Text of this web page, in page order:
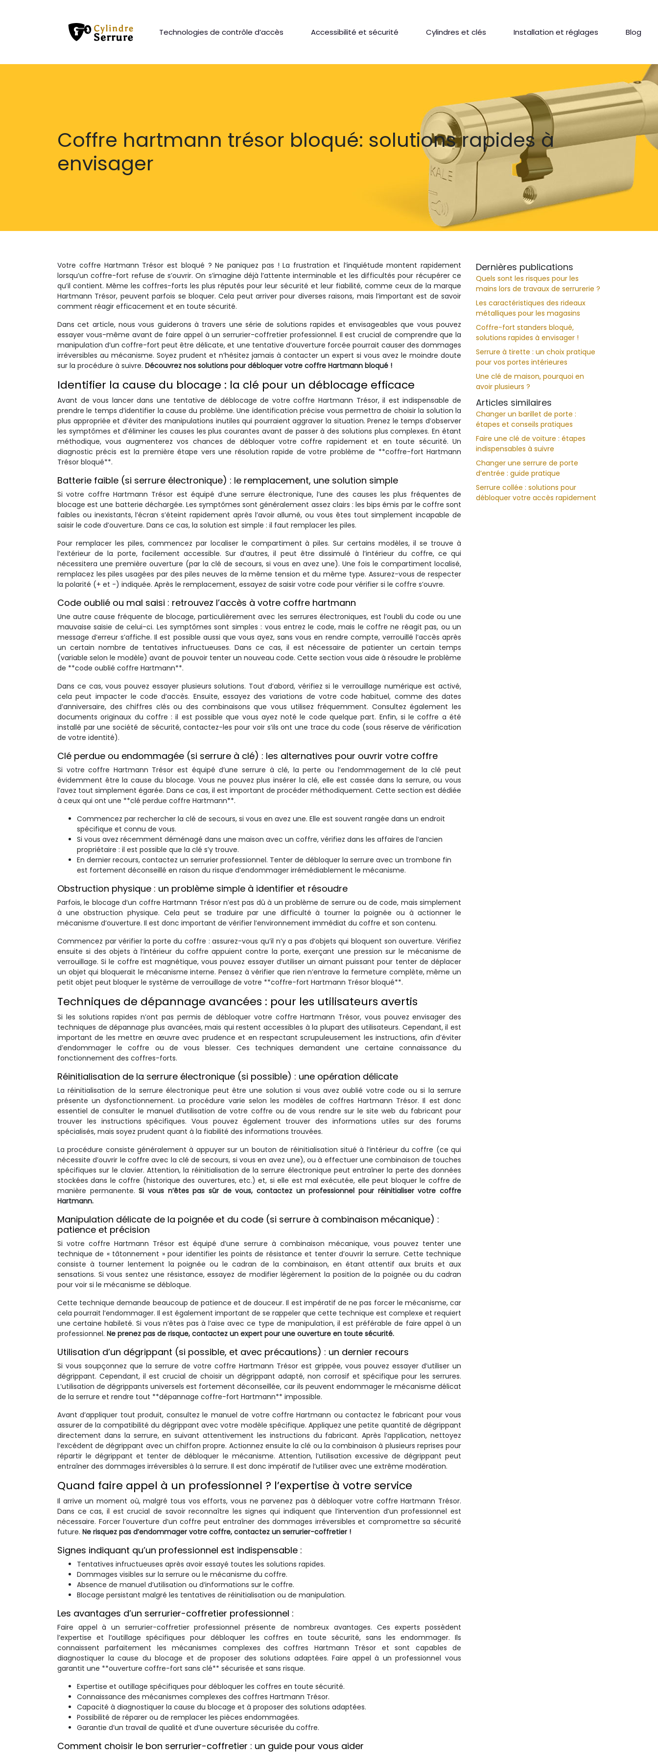
Technologies de contrôle d’accès Accessibilité et sécurité Cylindres et clés Installation et réglages Blog
Coffre hartmann trésor bloqué: solutions rapides à
envisager
Votre coffre Hartmann Trésor est bloqué ? Ne paniquez pas ! La frustration et l’inquiétude montent rapidement
lorsqu’un coffre-fort refuse de s’ouvrir. On s’imagine déjà l’attente interminable et les difficultés pour récupérer ce
qu’il contient. Même les coffres-forts les plus réputés pour leur sécurité et leur fiabilité, comme ceux de la marque
Hartmann Trésor, peuvent parfois se bloquer. Cela peut arriver pour diverses raisons, mais l’important est de savoir
comment réagir efficacement et en toute sécurité.
Dans cet article, nous vous guiderons à travers une série de solutions rapides et envisageables que vous pouvez
essayer vous-même avant de faire appel à un serrurier-coffretier professionnel. Il est crucial de comprendre que la
manipulation d’un coffre-fort peut être délicate, et une tentative d’ouverture forcée pourrait causer des dommages
irréversibles au mécanisme. Soyez prudent et n’hésitez jamais à contacter un expert si vous avez le moindre doute
sur la procédure à suivre. Découvrez nos solutions pour débloquer votre coffre Hartmann bloqué !
Identifier la cause du blocage : la clé pour un déblocage efficace
Avant de vous lancer dans une tentative de déblocage de votre coffre Hartmann Trésor, il est indispensable de
prendre le temps d’identifier la cause du problème. Une identification précise vous permettra de choisir la solution la
plus appropriée et d’éviter des manipulations inutiles qui pourraient aggraver la situation. Prenez le temps d’observer
les symptômes et d’éliminer les causes les plus courantes avant de passer à des solutions plus complexes. En étant
méthodique, vous augmenterez vos chances de débloquer votre coffre rapidement et en toute sécurité. Un
diagnostic précis est la première étape vers une résolution rapide de votre problème de **coffre-fort Hartmann
Trésor bloqué**.
Batterie faible (si serrure électronique) : le remplacement, une solution simple
Si votre coffre Hartmann Trésor est équipé d’une serrure électronique, l’une des causes les plus fréquentes de
blocage est une batterie déchargée. Les symptômes sont généralement assez clairs : les bips émis par le coffre sont
faibles ou inexistants, l’écran s’éteint rapidement après l’avoir allumé, ou vous êtes tout simplement incapable de
saisir le code d’ouverture. Dans ce cas, la solution est simple : il faut remplacer les piles.
Pour remplacer les piles, commencez par localiser le compartiment à piles. Sur certains modèles, il se trouve à
l’extérieur de la porte, facilement accessible. Sur d’autres, il peut être dissimulé à l’intérieur du coffre, ce qui
nécessitera une première ouverture (par la clé de secours, si vous en avez une). Une fois le compartiment localisé,
remplacez les piles usagées par des piles neuves de la même tension et du même type. Assurez-vous de respecter
la polarité (+ et -) indiquée. Après le remplacement, essayez de saisir votre code pour vérifier si le coffre s’ouvre.
Code oublié ou mal saisi : retrouvez l’accès à votre coffre hartmann
Une autre cause fréquente de blocage, particulièrement avec les serrures électroniques, est l’oubli du code ou une
mauvaise saisie de celui-ci. Les symptômes sont simples : vous entrez le code, mais le coffre ne réagit pas, ou un
message d’erreur s’affiche. Il est possible aussi que vous ayez, sans vous en rendre compte, verrouillé l’accès après
un certain nombre de tentatives infructueuses. Dans ce cas, il est nécessaire de patienter un certain temps
(variable selon le modèle) avant de pouvoir tenter un nouveau code. Cette section vous aide à résoudre le problème
de **code oublié coffre Hartmann**.
Dans ce cas, vous pouvez essayer plusieurs solutions. Tout d’abord, vérifiez si le verrouillage numérique est activé,
cela peut impacter le code d’accès. Ensuite, essayez des variations de votre code habituel, comme des dates
d’anniversaire, des chiffres clés ou des combinaisons que vous utilisez fréquemment. Consultez également les
documents originaux du coffre : il est possible que vous ayez noté le code quelque part. Enfin, si le coffre a été
installé par une société de sécurité, contactez-les pour voir s’ils ont une trace du code (sous réserve de vérification
de votre identité).
Clé perdue ou endommagée (si serrure à clé) : les alternatives pour ouvrir votre coffre
Si votre coffre Hartmann Trésor est équipé d’une serrure à clé, la perte ou l’endommagement de la clé peut
évidemment être la cause du blocage. Vous ne pouvez plus insérer la clé, elle est cassée dans la serrure, ou vous
l’avez tout simplement égarée. Dans ce cas, il est important de procéder méthodiquement. Cette section est dédiée
à ceux qui ont une **clé perdue coffre Hartmann**.
Commencez par rechercher la clé de secours, si vous en avez une. Elle est souvent rangée dans un endroit
spécifique et connu de vous.
Si vous avez récemment déménagé dans une maison avec un coffre, vérifiez dans les affaires de l’ancien
propriétaire : il est possible que la clé s’y trouve.
En dernier recours, contactez un serrurier professionnel. Tenter de débloquer la serrure avec un trombone fin
est fortement déconseillé en raison du risque d’endommager irrémédiablement le mécanisme.
Obstruction physique : un problème simple à identifier et résoudre
Parfois, le blocage d’un coffre Hartmann Trésor n’est pas dû à un problème de serrure ou de code, mais simplement
à une obstruction physique. Cela peut se traduire par une difficulté à tourner la poignée ou à actionner le
mécanisme d’ouverture. Il est donc important de vérifier l’environnement immédiat du coffre et son contenu.
Commencez par vérifier la porte du coffre : assurez-vous qu’il n’y a pas d’objets qui bloquent son ouverture. Vérifiez
ensuite si des objets à l’intérieur du coffre appuient contre la porte, exerçant une pression sur le mécanisme de
verrouillage. Si le coffre est magnétique, vous pouvez essayer d’utiliser un aimant puissant pour tenter de déplacer
un objet qui bloquerait le mécanisme interne. Pensez à vérifier que rien n’entrave la fermeture complète, même un
petit objet peut bloquer le système de verrouillage de votre **coffre-fort Hartmann Trésor bloqué**.
Techniques de dépannage avancées : pour les utilisateurs avertis
Si les solutions rapides n’ont pas permis de débloquer votre coffre Hartmann Trésor, vous pouvez envisager des
techniques de dépannage plus avancées, mais qui restent accessibles à la plupart des utilisateurs. Cependant, il est
important de les mettre en œuvre avec prudence et en respectant scrupuleusement les instructions, afin d’éviter
d’endommager le coffre ou de vous blesser. Ces techniques demandent une certaine connaissance du
fonctionnement des coffres-forts.
Réinitialisation de la serrure électronique (si possible) : une opération délicate
La réinitialisation de la serrure électronique peut être une solution si vous avez oublié votre code ou si la serrure
présente un dysfonctionnement. La procédure varie selon les modèles de coffres Hartmann Trésor. Il est donc
essentiel de consulter le manuel d’utilisation de votre coffre ou de vous rendre sur le site web du fabricant pour
trouver les instructions spécifiques. Vous pouvez également trouver des informations utiles sur des forums
spécialisés, mais soyez prudent quant à la fiabilité des informations trouvées.
La procédure consiste généralement à appuyer sur un bouton de réinitialisation situé à l’intérieur du coffre (ce qui
nécessite d’ouvrir le coffre avec la clé de secours, si vous en avez une), ou à effectuer une combinaison de touches
spécifiques sur le clavier. Attention, la réinitialisation de la serrure électronique peut entraîner la perte des données
stockées dans le coffre (historique des ouvertures, etc.) et, si elle est mal exécutée, elle peut bloquer le coffre de
manière permanente.Si vous n’êtes pas sûr de vous, contactez un professionnel pour réinitialiser votre coffre
Hartmann.
Manipulation délicate de la poignée et du code (si serrure à combinaison mécanique) :
patience et précision
Si votre coffre Hartmann Trésor est équipé d’une serrure à combinaison mécanique, vous pouvez tenter une
technique de « tâtonnement » pour identifier les points de résistance et tenter d’ouvrir la serrure. Cette technique
consiste à tourner lentement la poignée ou le cadran de la combinaison, en étant attentif aux bruits et aux
sensations. Si vous sentez une résistance, essayez de modifier légèrement la position de la poignée ou du cadran
pour voir si le mécanisme se débloque.
Cette technique demande beaucoup de patience et de douceur. Il est impératif de ne pas forcer le mécanisme, car
cela pourrait l’endommager. Il est également important de se rappeler que cette technique est complexe et requiert
une certaine habileté. Si vous n’êtes pas à l’aise avec ce type de manipulation, il est préférable de faire appel à un
professionnel. Ne prenez pas de risque, contactez un expert pour une ouverture en toute sécurité.
Utilisation d’un dégrippant (si possible, et avec précautions) : un dernier recours
Si vous soupçonnez que la serrure de votre coffre Hartmann Trésor est grippée, vous pouvez essayer d’utiliser un
dégrippant. Cependant, il est crucial de choisir un dégrippant adapté, non corrosif et spécifique pour les serrures.
L’utilisation de dégrippants universels est fortement déconseillée, car ils peuvent endommager le mécanisme délicat
de la serrure et rendre tout **dépannage coffre-fort Hartmann** impossible.
Avant d’appliquer tout produit, consultez le manuel de votre coffre Hartmann ou contactez le fabricant pour vous
assurer de la compatibilité du dégrippant avec votre modèle spécifique. Appliquez une petite quantité de dégrippant
directement dans la serrure, en suivant attentivement les instructions du fabricant. Après l’application, nettoyez
l’excédent de dégrippant avec un chiffon propre. Actionnez ensuite la clé ou la combinaison à plusieurs reprises pour
répartir le dégrippant et tenter de débloquer le mécanisme. Attention, l’utilisation excessive de dégrippant peut
entraîner des dommages irréversibles à la serrure. Il est donc impératif de l’utiliser avec une extrême modération.
Quand faire appel à un professionnel ? l’expertise à votre service
Il arrive un moment où, malgré tous vos efforts, vous ne parvenez pas à débloquer votre coffre Hartmann Trésor.
Dans ce cas, il est crucial de savoir reconnaître les signes qui indiquent que l’intervention d’un professionnel est
nécessaire. Forcer l’ouverture d’un coffre peut entraîner des dommages irréversibles et compromettre sa sécurité
future. Ne risquez pas d’endommager votre coffre, contactez un serrurier-coffretier !
Signes indiquant qu’un professionnel est indispensable :
Tentatives infructueuses après avoir essayé toutes les solutions rapides.
Dommages visibles sur la serrure ou le mécanisme du coffre.
Absence de manuel d’utilisation ou d’informations sur le coffre.
Blocage persistant malgré les tentatives de réinitialisation ou de manipulation.
Les avantages d’un serrurier-coffretier professionnel :
Faire appel à un serrurier-coffretier professionnel présente de nombreux avantages. Ces experts possèdent
l’expertise et l’outillage spécifiques pour débloquer les coffres en toute sécurité, sans les endommager. Ils
connaissent parfaitement les mécanismes complexes des coffres Hartmann Trésor et sont capables de
diagnostiquer la cause du blocage et de proposer des solutions adaptées. Faire appel à un professionnel vous
garantit une **ouverture coffre-fort sans clé** sécurisée et sans risque.
Expertise et outillage spécifiques pour débloquer les coffres en toute sécurité.
Connaissance des mécanismes complexes des coffres Hartmann Trésor.
Capacité à diagnostiquer la cause du blocage et à proposer des solutions adaptées.
Possibilité de réparer ou de remplacer les pièces endommagées.
Garantie d’un travail de qualité et d’une ouverture sécurisée du coffre.
Comment choisir le bon serrurier-coffretier : un guide pour vous aider
Dernières publications
Quels sont les risques pour les
mains lors de travaux de serrurerie ?
Les caractéristiques des rideaux
métalliques pour les magasins
Coffre-fort standers bloqué,
solutions rapides à envisager !
Serrure à tirette : un choix pratique
pour vos portes intérieures
Une clé de maison, pourquoi en
avoir plusieurs ?
Articles similaires
Changer un barillet de porte :
étapes et conseils pratiques
Faire une clé de voiture : étapes
indispensables à suivre
Changer une serrure de porte
d’entrée : guide pratique
Serrure collée : solutions pour
débloquer votre accès rapidement